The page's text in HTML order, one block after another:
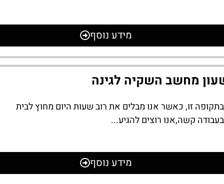
מידע נוסף
מחשב השקיה לגינה
בתקופה זו, כאשר אנו מבלים את רוב שעות היום מחוץ לבית
בעבודה קשה,אנו רוצים להגיע...
מידע נוסף